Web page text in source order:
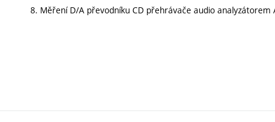
8. Měření D/A převodníku CD přehrávače audio analyzátorem